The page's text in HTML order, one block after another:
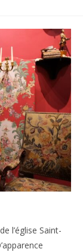
l’église Saint-